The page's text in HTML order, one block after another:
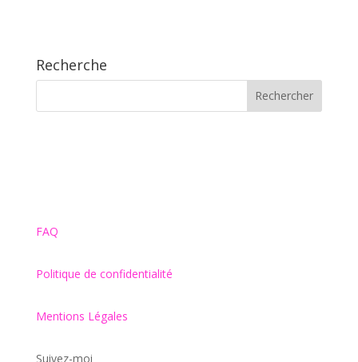
Recherche
FAQ
Politique de confidentialité
Mentions Légales
Suivez-moi